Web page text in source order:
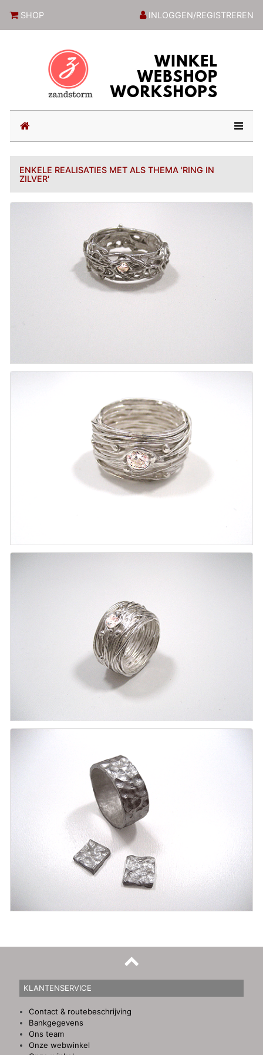
SHOP INLOGGEN/REGISTREREN
(current)
ENKELE REALISATIES MET ALS THEMA 'RING IN
ZILVER'
KLANTENSERVICE
Contact & routebeschrijving
Bankgegevens
Ons team
Onze webwinkel